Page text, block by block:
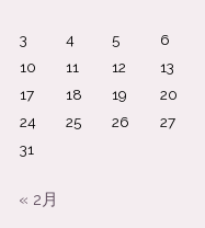
3
4 5 6
10
11 12 13
17
18 19 20
24
25 26 27
31
« 2月